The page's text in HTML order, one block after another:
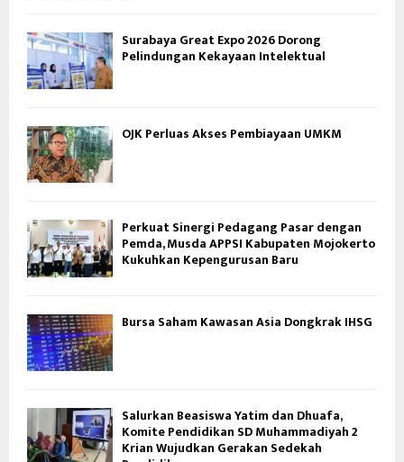
Surabaya Great Expo 2026 Dorong
Pelindungan Kekayaan Intelektual
OJK Perluas Akses Pembiayaan UMKM
Perkuat Sinergi Pedagang Pasar dengan
Pemda, Musda APPSI Kabupaten Mojokerto
Kukuhkan Kepengurusan Baru
Bursa Saham Kawasan Asia Dongkrak IHSG
Salurkan Beasiswa Yatim dan Dhuafa,
Komite Pendidikan SD Muhammadiyah 2
Krian Wujudkan Gerakan Sedekah